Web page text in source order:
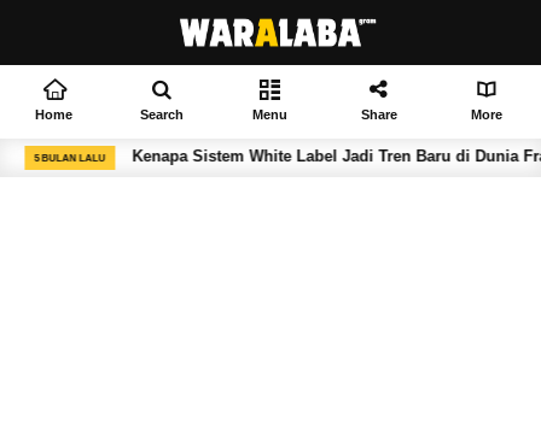
Home Search Menu Share More
Kenapa Sistem White Label Jadi Tren Baru di Dunia Franchise F&B?